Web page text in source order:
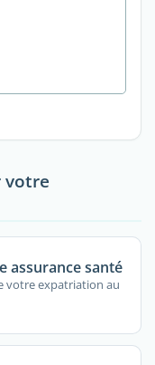
votre
assurance santé
votre expatriation au